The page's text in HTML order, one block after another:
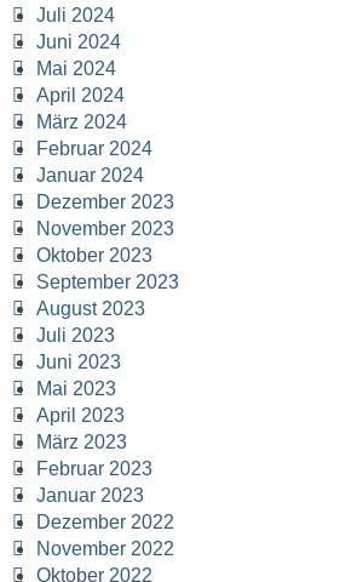
Juli 2024
Juni 2024
Mai 2024
April 2024
März 2024
Februar 2024
Januar 2024
Dezember 2023
November 2023
Oktober 2023
September 2023
August 2023
Juli 2023
Juni 2023
Mai 2023
April 2023
März 2023
Februar 2023
Januar 2023
Dezember 2022
November 2022
Oktober 2022